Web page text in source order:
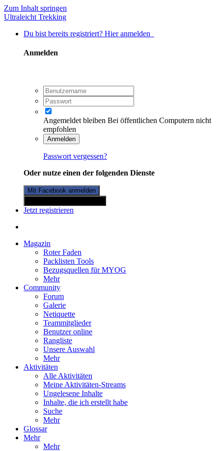
Zum Inhalt springen
Ultraleicht Trekking
Du bist bereits registriert? Hier anmelden
Anmelden
Angemeldet bleiben Bei öffentlichen Computern nicht
empfohlen
Anmelden
Passwort vergessen?
Oder nutze einen der folgenden Dienste
Mit Facebook anmelden
Jetzt registrieren
Magazin
Roter Faden
Packlisten Tools
Bezugsquellen für MYOG
Mehr
Community
Forum
Galerie
Netiquette
Teammitglieder
Benutzer online
Rangliste
Unsere Auswahl
Mehr
Aktivitäten
Alle Aktivitäten
Meine Aktivitäten-Streams
Ungelesene Inhalte
Inhalte, die ich erstellt habe
Suche
Mehr
Glossar
Mehr
Mehr